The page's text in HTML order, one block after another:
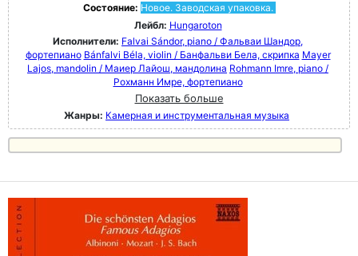
Состояние: Новое. Заводская упаковка.
Лейбл: Hungaroton
Исполнители: Falvai Sándor, piano / Фальваи Шандор,
фортепиано Bánfalvi Béla, violin / Банфальви Бела, скрипка Mayer
Lajos, mandolin / Маиер Лайош, мандолина Rohmann Imre, piano /
Рохманн Имре, фортепиано
Показать больше
Жанры: Камерная и инструментальная музыка